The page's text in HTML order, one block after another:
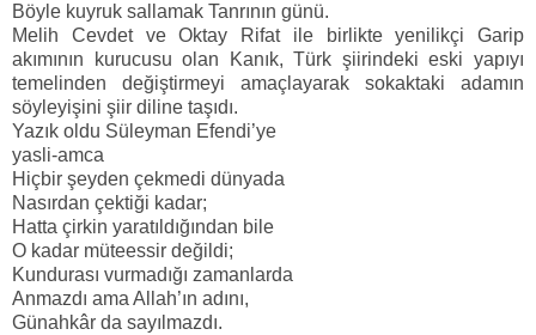
Böyle kuyruk sallamak Tanrının günü.
Melih Cevdet ve Oktay Rifat ile birlikte yenilikçi Garip
akımının kurucusu olan Kanık, Türk şiirindeki eski yapıyı
temelinden değiştirmeyi amaçlayarak sokaktaki adamın
söyleyişini şiir diline taşıdı.
Yazık oldu Süleyman Efendi’ye
yasli-amca
Hiçbir şeyden çekmedi dünyada
Nasırdan çektiği kadar;
Hatta çirkin yaratıldığından bile
O kadar müteessir değildi;
Kundurası vurmadığı zamanlarda
Anmazdı ama Allah’ın adını,
Günahkâr da sayılmazdı.